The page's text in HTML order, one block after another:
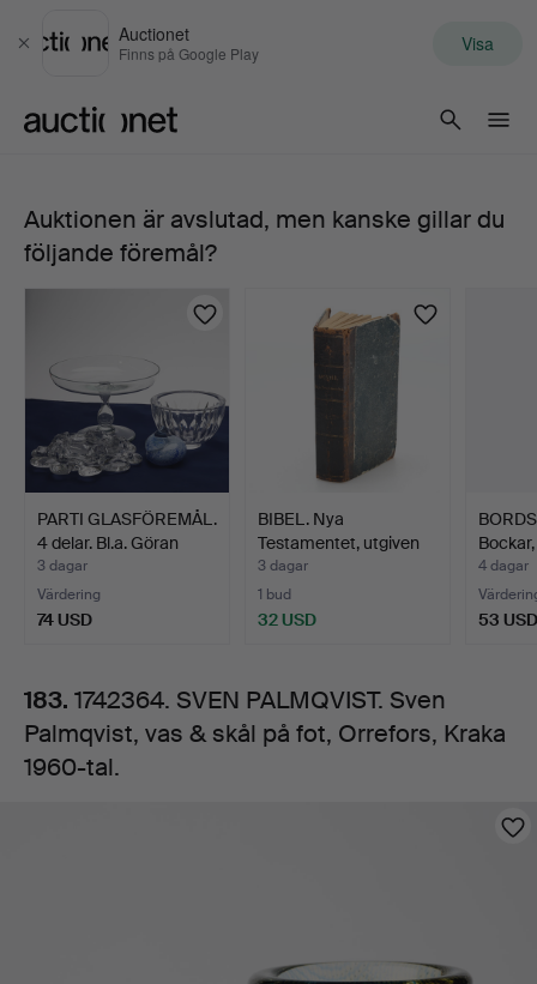
Stäng
Auctionet
Finns på Google Play Visa
183.
SVEN
Sven
Palmqvist,
vas
skål
på
fot,
Auktionen är avslutad, men kanske gillar du
följande föremål?
PARTI GLASFÖREMÅL.
4 delar. Bl.a. Göran
Wä…
3 dagar
Värdering
74 USD
BIBEL. Nya
Testamentet, utgiven
av P.Palmq…
3 dagar
1 bud
32 USD
met…
4 dagar
53 USD
183. 1742364. SVEN PALMQVIST. Sven
Palmqvist, vas & skål på fot, Orrefors, Kraka
1960-tal.